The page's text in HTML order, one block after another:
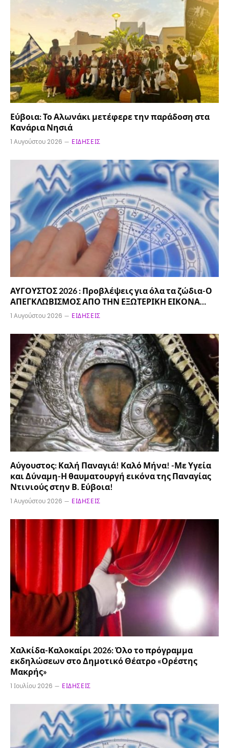
Εύβοια: Το Αλωνάκι μετέφερε την παράδοση στα
Κανάρια Νησιά
1 Αυγούστου 2026 ΕΙΔΉΣΕΙΣ
ΑΥΓΟΥΣΤΟΣ 2026 : Προβλέψεις για όλα τα ζώδια-Ο
ΑΠΕΓΚΛΩΒΙΣΜΟΣ ΑΠΟ ΤΗΝ ΕΞΩΤΕΡΙΚΗ ΕΙΚΟΝΑ…
1 Αυγούστου 2026 ΕΙΔΉΣΕΙΣ
Αύγουστος: Καλή Παναγιά! Καλό Μήνα! -Με Υγεία
και Δύναμη-Η θαυματουργή εικόνα της Παναγίας
Ντινιούς στην Β. Εύβοια!
1 Αυγούστου 2026 ΕΙΔΉΣΕΙΣ
Χαλκίδα-Καλοκαίρι 2026: Όλο το πρόγραμμα
εκδηλώσεων στο Δημοτικό Θέατρο «Ορέστης
Μακρής»
1 Ιουλίου 2026 ΕΙΔΉΣΕΙΣ